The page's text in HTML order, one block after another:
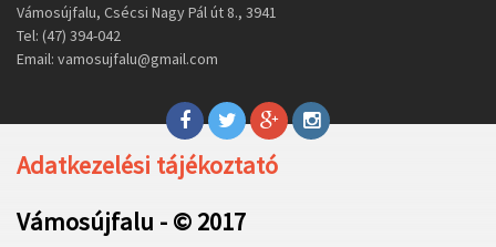
Vámosújfalu, Csécsi Nagy Pál út 8., 3941
Tel: (47) 394-042
Email: vamosujfalu@gmail.com
Adatkezelési tájékoztató
Vámosújfalu - © 2017